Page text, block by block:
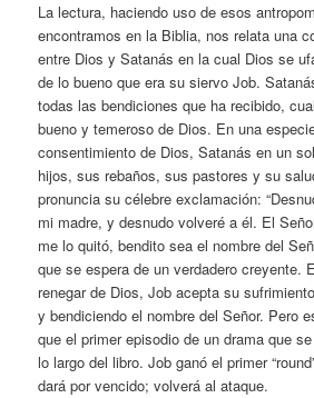
La lectura, haciendo uso de esos
encontramos en la Biblia, nos relata una
entre Dios y Satanás en la cual Dios se
de lo bueno que era su siervo Job.
todas las bendiciones que ha recibido,
bueno y temeroso de Dios. En una
consentimiento de Dios, Satanás en un
hijos, sus rebaños, sus pastores y su
pronuncia su célebre exclamación:
mi madre, y desnudo volveré a él. El
me lo quitó, bendito sea el nombre del
que se espera de un verdadero creyente.
renegar de Dios, Job acepta su
y bendiciendo el nombre del Señor. Pero
que el primer episodio de un drama que
lo largo del libro. Job ganó el primer
dará por vencido; volverá al ataque.